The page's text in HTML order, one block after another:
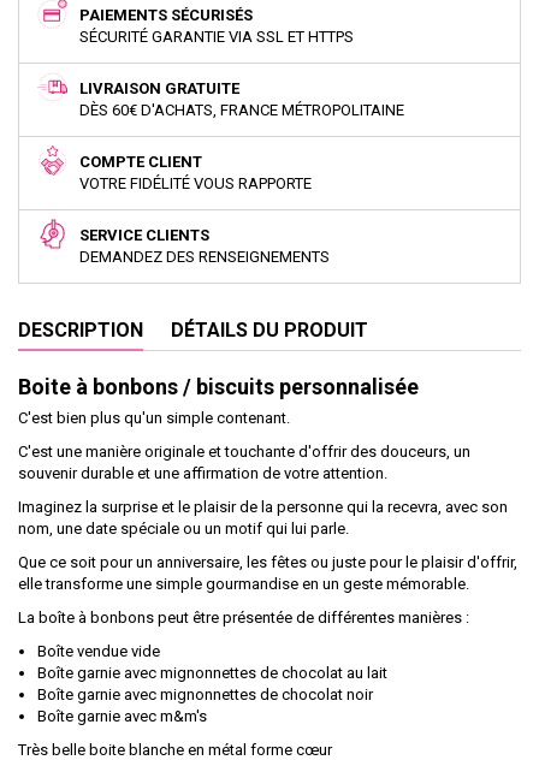
PAIEMENTS SÉCURISÉS
SÉCURITÉ GARANTIE VIA SSL ET HTTPS
LIVRAISON GRATUITE
DÈS 60€ D'ACHATS, FRANCE MÉTROPOLITAINE
COMPTE CLIENT
VOTRE FIDÉLITÉ VOUS RAPPORTE
SERVICE CLIENTS
DEMANDEZ DES RENSEIGNEMENTS
DESCRIPTION DÉTAILS DU PRODUIT
Boite à bonbons / biscuits personnalisée
C'est bien plus qu'un simple contenant.
C'est une manière originale et touchante d'offrir des douceurs, un
souvenir durable et une affirmation de votre attention.
Imaginez la surprise et le plaisir de la personne qui la recevra, avec son
nom, une date spéciale ou un motif qui lui parle.
Que ce soit pour un anniversaire, les fêtes ou juste pour le plaisir d'offrir,
elle transforme une simple gourmandise en un geste mémorable.
La boîte à bonbons peut être présentée de différentes manières :
Boîte vendue vide
Boîte garnie avec mignonnettes de chocolat au lait
Boîte garnie avec mignonnettes de chocolat noir
Boîte garnie avec m&m's
Très belle boite blanche en métal forme cœur